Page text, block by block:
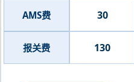
AMS费 30
报关费 130